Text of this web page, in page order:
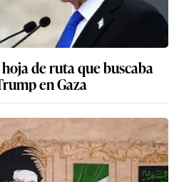
de ruta que buscaba
en Gaza